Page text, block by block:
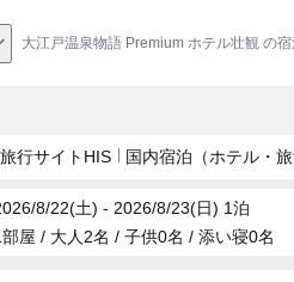
大江戸温泉物語 Premium ホテル壮観 の
行サイトHIS 国内宿泊（ホテル・旅
8/22(土) - 2026/8/23(日) 1泊
部屋 / 大人2名 / 子供0名 / 添い寝0名